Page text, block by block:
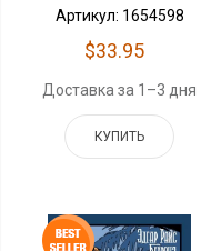
Артикул: 1654598
$33.95
Доставка за 1–3 дня
КУПИТЬ